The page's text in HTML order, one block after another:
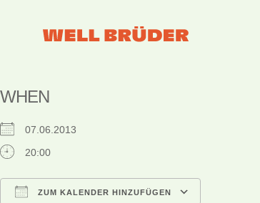
WHEN
07.06.2013
20:00
ZUM KALENDER HINZUFÜGEN